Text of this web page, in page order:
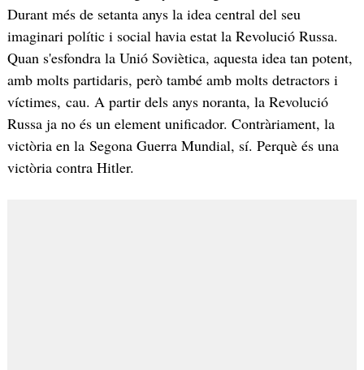
Durant més de setanta anys la idea central del seu
imaginari polític i social havia estat la Revolució Russa.
Quan s'esfondra la Unió Soviètica, aquesta idea tan potent,
amb molts partidaris, però també amb molts detractors i
víctimes, cau. A partir dels anys noranta, la Revolució
Russa ja no és un element unificador. Contràriament, la
victòria en la Segona Guerra Mundial, sí. Perquè és una
victòria contra Hitler.